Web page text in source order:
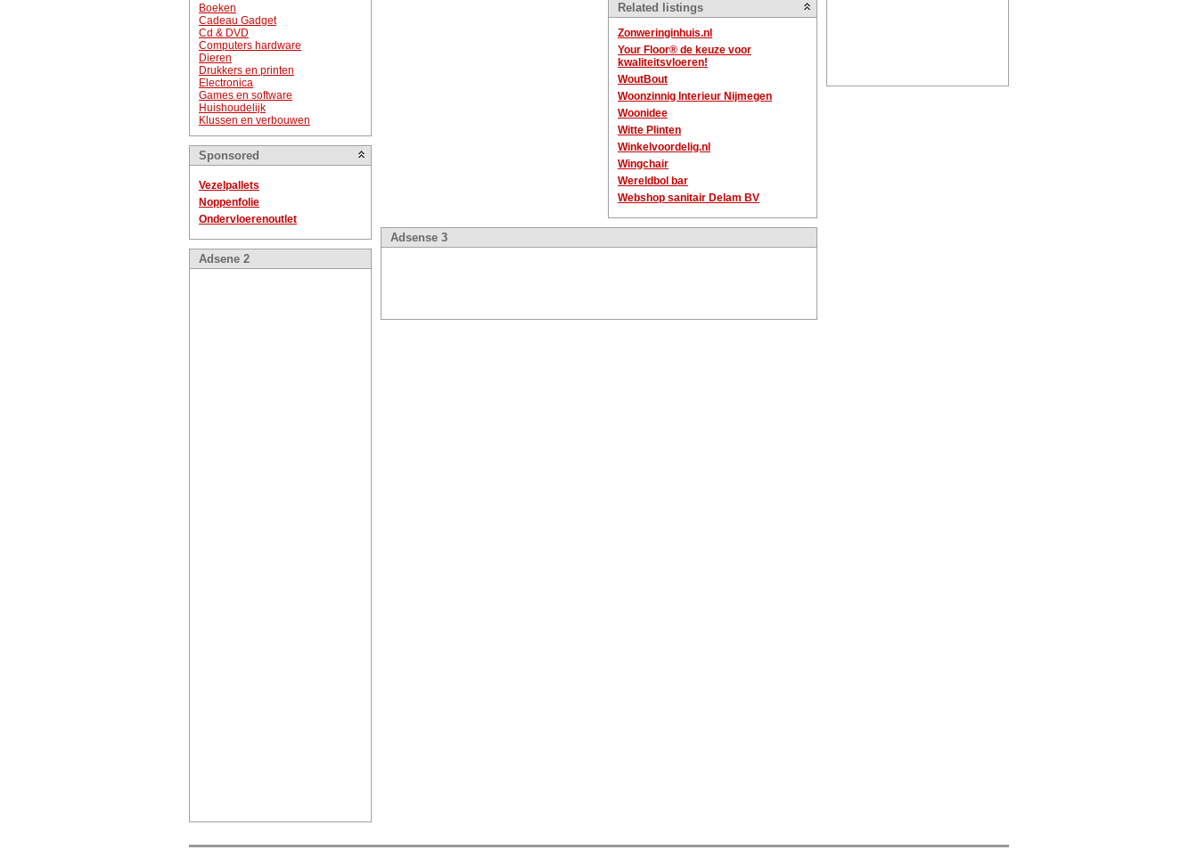
Boeken
Cadeau Gadget
Cd & DVD
Computers hardware
Dieren
Drukkers en printen
Electronica
Games en software
Huishoudelijk
Klussen en verbouwen
Sponsored
Vezelpallets
Noppenfolie
Ondervloerenoutlet
Adsene 2
Related listings
Zonweringinhuis.nl
Your Floor® de keuze voor
kwaliteitsvloeren!
WoutBout
Woonzinnig Interieur Nijmegen
Woonidee
Witte Plinten
Winkelvoordelig.nl
Wingchair
Wereldbol bar
Webshop sanitair Delam BV
Adsense 3